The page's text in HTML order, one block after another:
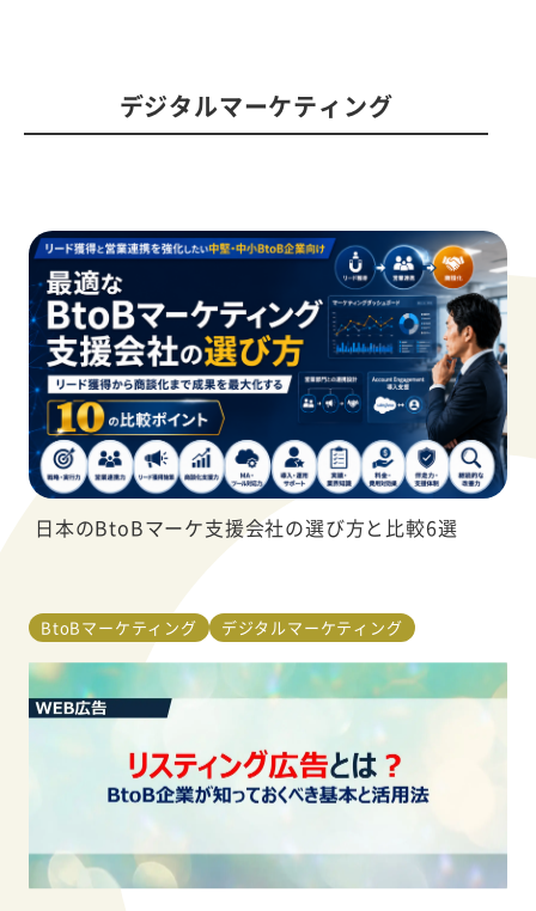
デジタルマーケティング
日本のBtoBマーケ支援会社の選び方と比較6選
BtoBマーケティング デジタルマーケティング